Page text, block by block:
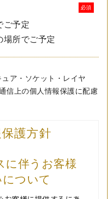
必須
ご予定
場所でご予定
ア・ソケット・レイヤ
信上の個人情報保護に配慮